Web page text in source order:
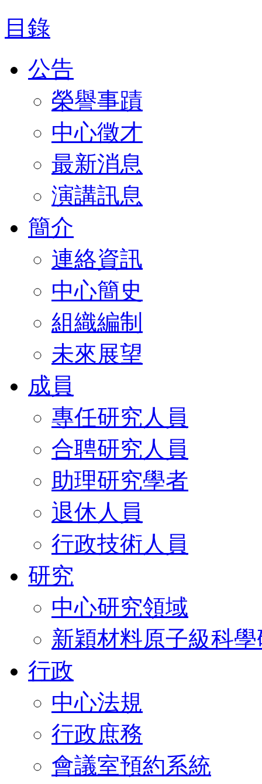
目錄
公告
榮譽事蹟
中心徵才
最新消息
演講訊息
簡介
連絡資訊
中心簡史
組織編制
未來展望
成員
專任研究人員
合聘研究人員
助理研究學者
退休人員
行政技術人員
研究
中心研究領域
新穎材料原子級科
行政
中心法規
行政庶務
會議室預約系統